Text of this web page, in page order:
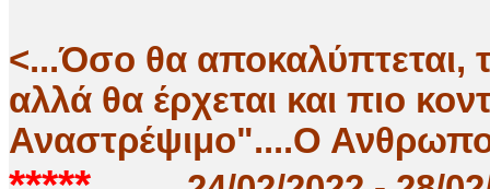
<...Όσο θα αποκαλύπτεται,
αλλά θα έρχεται και πιο
Αναστρέψιμο"....Ο